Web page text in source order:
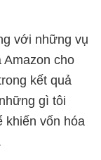
với những vụ
cho
kết quả
gì tôi
khiến vốn hóa